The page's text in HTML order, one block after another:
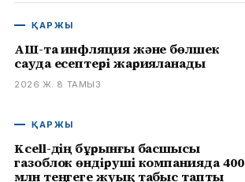
ҚАРЖЫ
АҚШ-та инфляция және бөлшек
сауда есептері жарияланады
2026 Ж. 8 ТАМЫЗ
ҚАРЖЫ
Kcell-дің бұрынғы басшысы
газоблок өндіруші компанияда 400
млн теңгеге жуық табыс тапты